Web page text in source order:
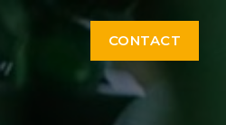
CONTACT